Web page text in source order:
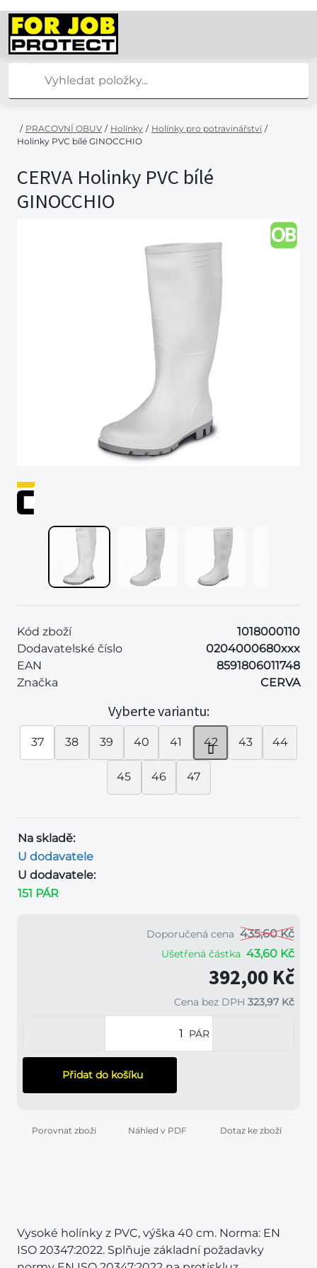
/ PRACOVNÍ OBUV / Holínky / Holínky pro potravinářství /
Holinky PVC bílé GINOCCHIO
CERVA Holinky PVC bílé
GINOCCHIO
Kód zboží
1018000110
Dodavatelské číslo
0204000680xxx
EAN
8591806011748
Značka
CERVA
Vyberte variantu:
37 38 39 40 41 42 43 44
45 46 47
Na skladě:
U dodavatele
U dodavatele:
151 PÁR
Doporučená cena 435,60 Kč
Ušetřená částka 43,60 Kč
392,00 Kč
Cena bez DPH 323,97 Kč
PÁR
Přidat do košíku
Porovnat zboží Náhled v PDF Dotaz ke zboží
Vysoké holínky z PVC, výška 40 cm. Norma: EN
ISO 20347:2022. Splňuje základní požadavky